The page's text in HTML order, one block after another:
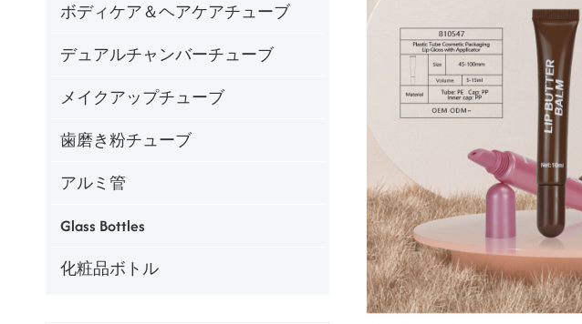
ボディケア＆ヘアケアチューブ
デュアルチャンバーチューブ
メイクアップチューブ
歯磨き粉チューブ
アルミ管
Glass Bottles
化粧品ボトル